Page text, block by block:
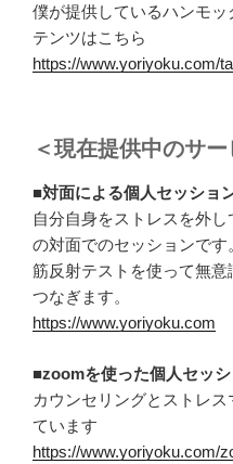
僕が提供しているハンモ
テンツはこちら
https://www.yoriyoku.com/
＜現在提供中のサー
■対面による個人セッショ
自分自身をストレスを外
の対面でのセッションです
筋反射テストを使って無
つなぎます。
https://www.yoriyoku.com
■zoomを使った個人セッシ
カウンセリングとストレ
ています
https://www.yoriyoku.com/